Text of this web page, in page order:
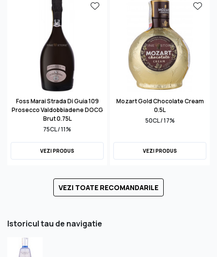
Foss Marai Strada Di Guia 109
Prosecco Valdobbiadene DOCG
Brut 0.75L
75CL / 11%
VEZI PRODUS
Mozart Gold Chocolate Cream
0.5L
50CL / 17%
VEZI PRODUS
VEZI TOATE RECOMANDARILE
Istoricul tau de navigatie